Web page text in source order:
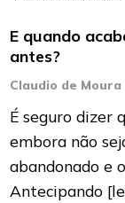
E quando
antes?
Claudio de
É seguro dizer
embora não
abandonado e
Antecipando